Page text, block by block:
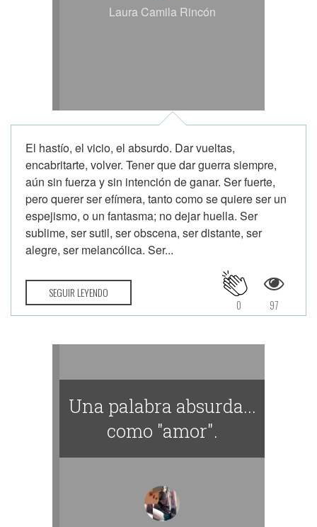
Laura Camila Rincón
El hastío, el vicio, el absurdo. Dar vueltas,
encabritarte, volver. Tener que dar guerra siempre,
aún sin fuerza y sin intención de ganar. Ser fuerte,
pero querer ser efímera, tanto como se quiere ser un
espejismo, o un fantasma; no dejar huella. Ser
sublime, ser sutil, ser obscena, ser distante, ser
alegre, ser melancólica. Ser...
SEGUIR LEYENDO
97
0
Una palabra absurda...
como "amor".